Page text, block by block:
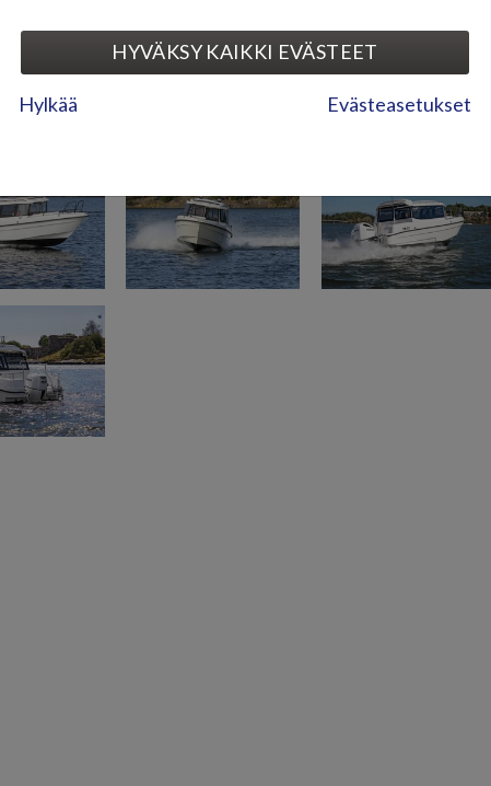
TG-veneet FacebookissaHYVÄKSY KAIKKI EVÄSTEET
Hylkää Evästeasetukset